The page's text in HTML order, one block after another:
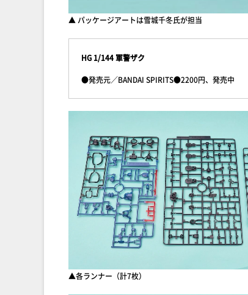
▲ パッケージアートは雪城千冬氏が担当
HG 1/144 軍警ザク
●発売元／BANDAI SPIRITS●2200円、発売中
▲各ランナー（計7枚）